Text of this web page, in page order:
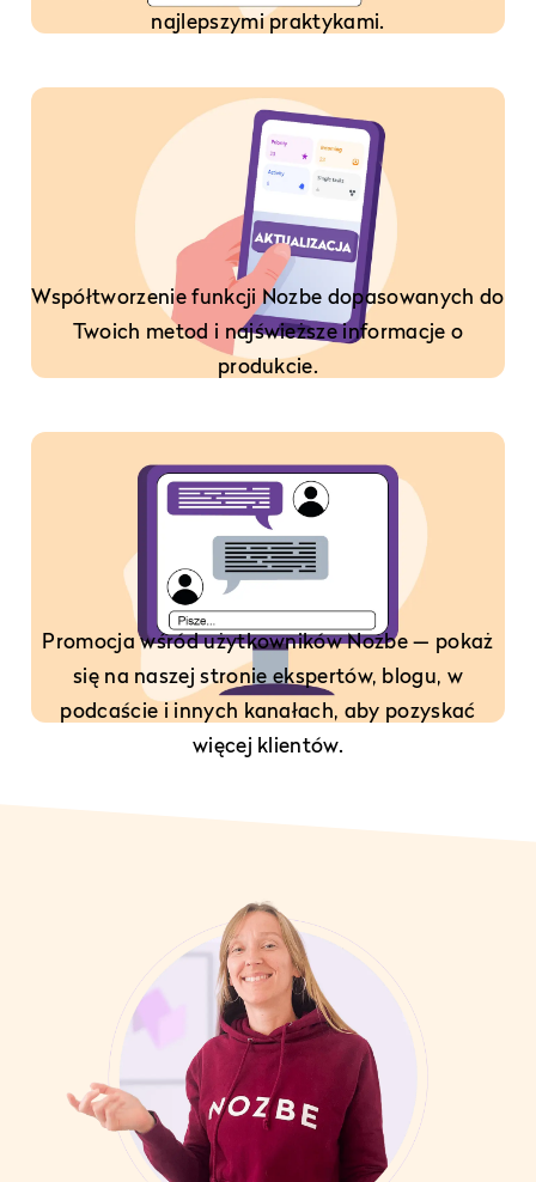
najlepszymi praktykami.
Współtworzenie funkcji Nozbe dopasowanych do
Twoich metod i najświeższe informacje o
produkcie.
Promocja wśród użytkowników Nozbe — pokaż
się na naszej stronie ekspertów, blogu, w
podcaście i innych kanałach, aby pozyskać
więcej klientów.